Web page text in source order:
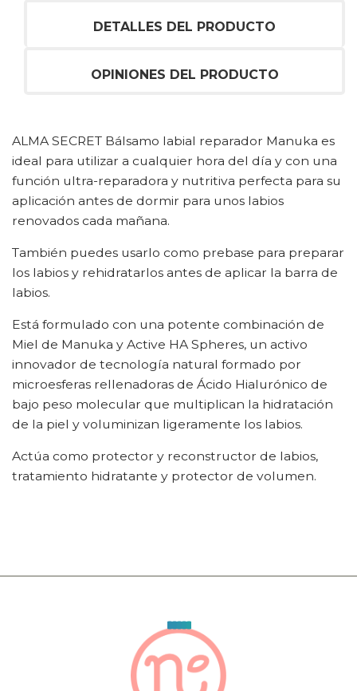
DETALLES DEL PRODUCTO
OPINIONES DEL PRODUCTO
ALMA SECRET Bálsamo labial reparador Manuka es
ideal para utilizar a cualquier hora del día y con una
función ultra-reparadora y nutritiva perfecta para su
aplicación antes de dormir para unos labios
renovados cada mañana.
También puedes usarlo como prebase para preparar
los labios y rehidratarlos antes de aplicar la barra de
labios.
Está formulado con una potente combinación de
Miel de Manuka y Active HA Spheres, un activo
innovador de tecnología natural formado por
microesferas rellenadoras de Ácido Hialurónico de
bajo peso molecular que multiplican la hidratación
de la piel y voluminizan ligeramente los labios.
Actúa como protector y reconstructor de labios,
tratamiento hidratante y protector de volumen.